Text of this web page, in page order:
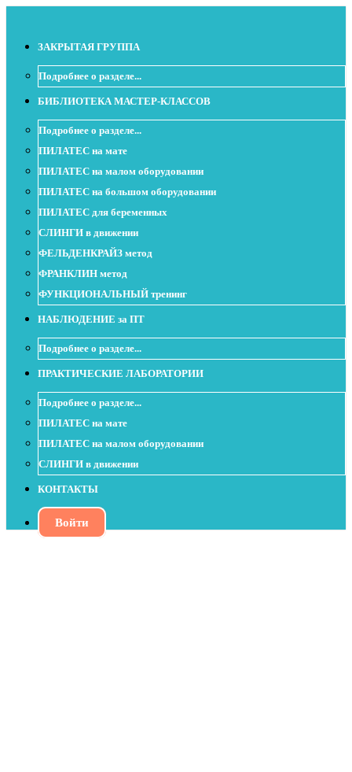
ЗАКРЫТАЯ ГРУППА
Подробнее о разделе...
БИБЛИОТЕКА МАСТЕР-КЛАССОВ
Подробнее о разделе...
ПИЛАТЕС на мате
ПИЛАТЕС на малом оборудовании
ПИЛАТЕС на большом оборудовании
ПИЛАТЕС для беременных
СЛИНГИ в движении
ФЕЛЬДЕНКРАЙЗ метод
ФРАНКЛИН метод
ФУНКЦИОНАЛЬНЫЙ тренинг
НАБЛЮДЕНИЕ за ПТ
Подробнее о разделе...
ПРАКТИЧЕСКИЕ ЛАБОРАТОРИИ
Подробнее о разделе...
ПИЛАТЕС на мате
ПИЛАТЕС на малом оборудовании
СЛИНГИ в движении
КОНТАКТЫ
Войти